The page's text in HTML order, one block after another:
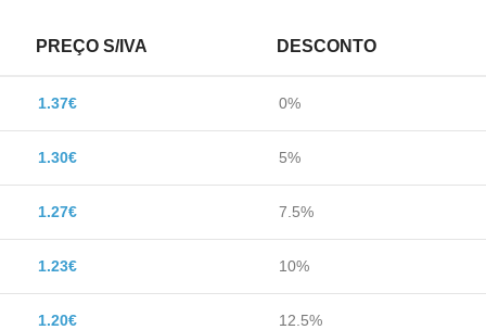
PREÇO S/IVA DESCONTO
1.37€ 0%
1.30€ 5%
1.27€ 7.5%
1.23€ 10%
1.20€ 12.5%